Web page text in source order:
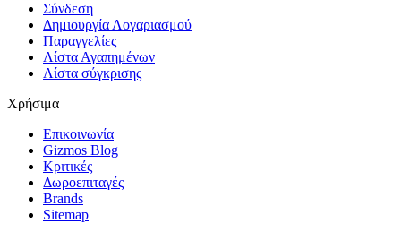
Σύνδεση
Δημιουργία Λογαριασμού
Παραγγελίες
Λίστα Αγαπημένων
Λίστα σύγκρισης
Χρήσιμα
Επικοινωνία
Gizmos Blog
Κριτικές
Δωροεπιταγές
Brands
Sitemap